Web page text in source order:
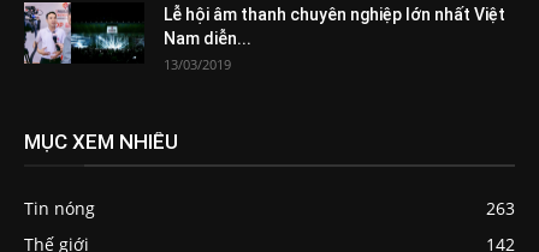
Lễ hội âm thanh chuyên nghiệp lớn nhất Việt
Nam diễn...
13/03/2019
MỤC XEM NHIỀU
Tin nóng
263
Thế giới
142